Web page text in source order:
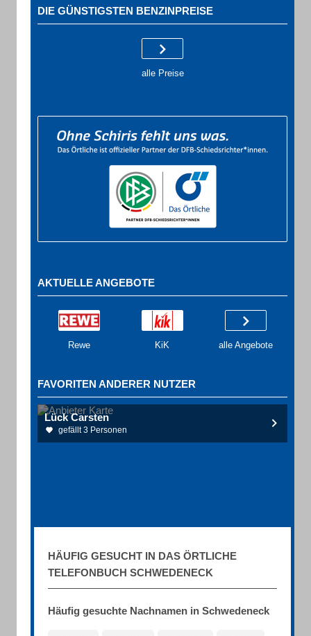
DIE GÜNSTIGSTEN BENZINPREISE
alle Preise
AKTUELLE ANGEBOTE
Rewe KiK alle Angebote
FAVORITEN ANDERER NUTZER
Lück Carsten
gefällt 3 Personen
HÄUFIG GESUCHT IN DAS ÖRTLICHE
TELEFONBUCH SCHWEDENECK
Häufig gesuchte Nachnamen in Schwedeneck